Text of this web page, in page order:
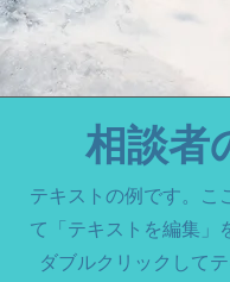
相談者
テキストの例です。こ
て「テキストを編集」
ダブルクリックして